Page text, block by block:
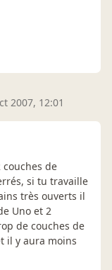
2007, 12:01
couches de
si tu travaille
très ouverts il
Uno et 2
de couches de
il y aura moins